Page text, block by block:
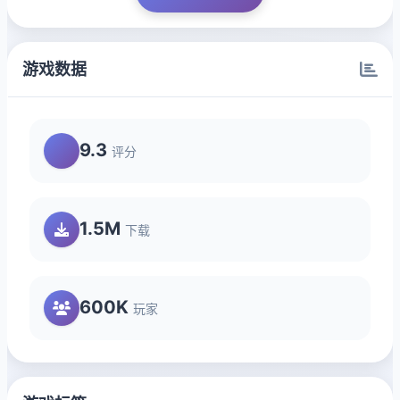
游戏数据
9.3 评分
1.5M 下载
600K 玩家